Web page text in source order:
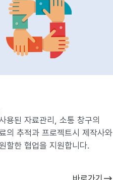
용된 자료관리, 소통 창구의
의 추적과 프로젝트시 제작사와
할한 협업을 지원합니다.